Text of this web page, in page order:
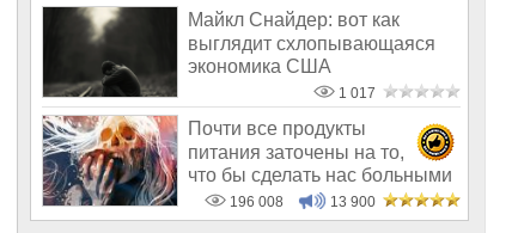
Майкл Снайдер: вот как
выглядит схлопывающаяся
экономика США
1 017
Почти все продукты
питания заточены на то,
что бы сделать нас больными
и бесплодным
196 008 13 900